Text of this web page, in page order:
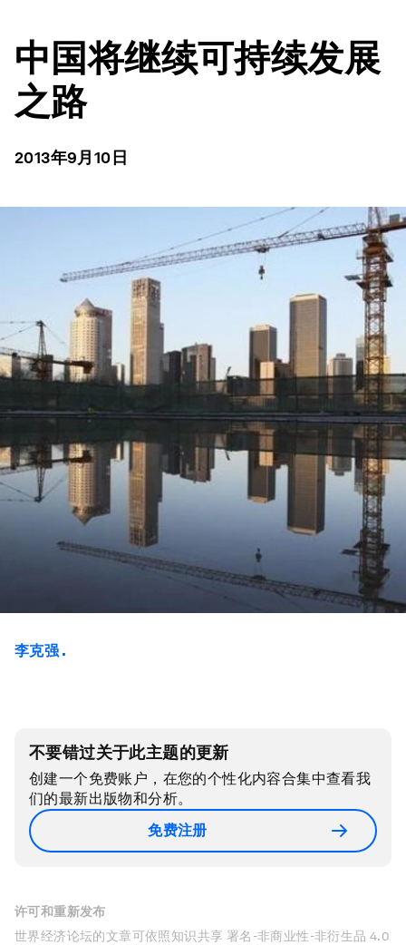
中国将继续可持续发展
之路
2013年9月10日
李克强 .
不要错过关于此主题的更新
创建一个免费账户，在您的个性化内容合集中查看我
们的最新出版物和分析。
免费注册
许可和重新发布
世界经济论坛的文章可依照知识共享 署名-非商业性-非衍生品 4.0